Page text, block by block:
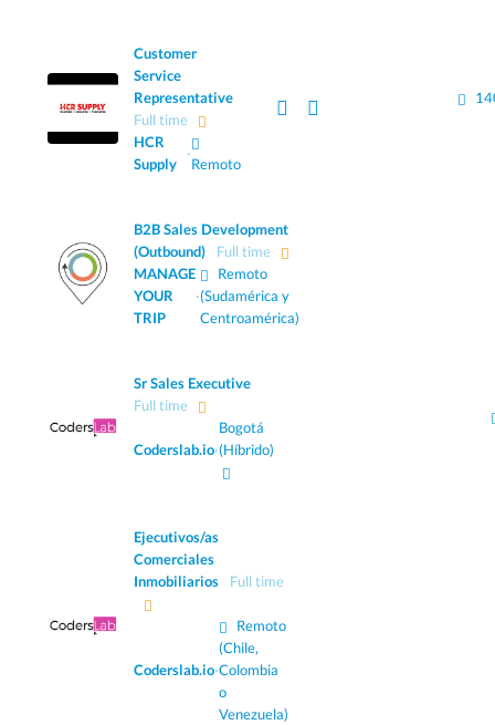
Customer
Service
Representative
Full time
HCR
Supply
·
Remoto
B2B Sales Development
(Outbound)
Full time
MANAGE
YOUR
TRIP
·
Remoto
(Sudamérica y
Centroamérica)
Sr Sales Executive
Full time
Coderslab.io·
Bogotá
(Híbrido)
Ejecutivos/as
Comerciales
Inmobiliarios
Full time
Coderslab.io·
Remoto
(Chile,
Colombia
o
Venezuela)